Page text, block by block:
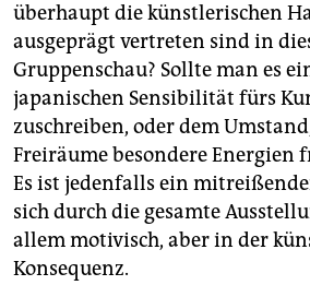
überhaupt die künstlerischen
ausgeprägt vertreten sind in
Gruppenschau? Sollte man es
japanischen Sensibilität fürs
zuschreiben, oder dem
Freiräume besondere Energien
Es ist jedenfalls ein
sich durch die gesamte
allem motivisch, aber in der
Konsequenz.